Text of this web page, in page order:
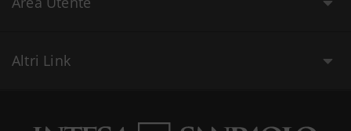
Altri Link